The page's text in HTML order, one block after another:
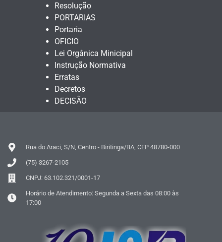
Resolução
PORTARIAS
Portaria
OFICIO
Lei Orgânica Minicipal
Instrução Normativa
Erratas
Decretos
DECISÃO
Rua do Araci, S/N, Centro - Biritinga/BA, CEP 48780-000
(75) 3267-2105
CNPJ: 63.102.321/0001-17
Horário de Atendimento: Segunda a Sexta das 08:00 às
17:00